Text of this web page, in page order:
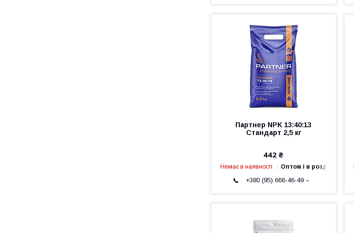
Партнер NPK 13:40:13
Стандарт 2,5 кг
442 ₴
Немає в наявності Оптом і в роздріб
+380 (95) 666-46-49